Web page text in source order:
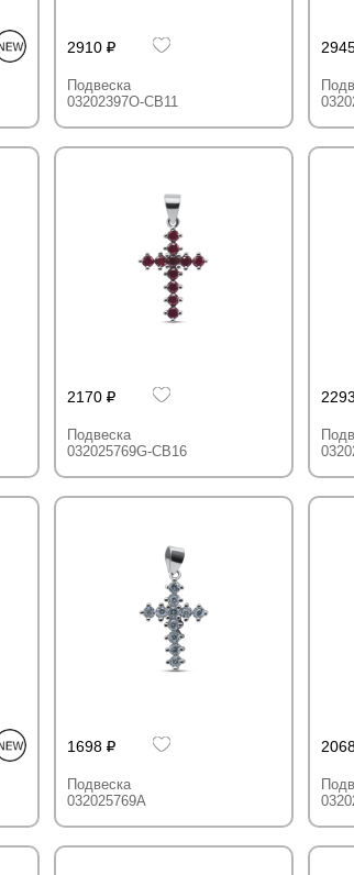
2910
Подвеска
03202397O-CB11
2170
Подвеска
032025769G-CB16
2293
1698
Подвеска
032025769A